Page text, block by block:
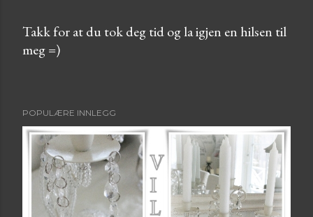
L
i
n
Takk for at du tok deg tid og la igjen en hilsen til
meg =)
POPULÆRE INNLEGG